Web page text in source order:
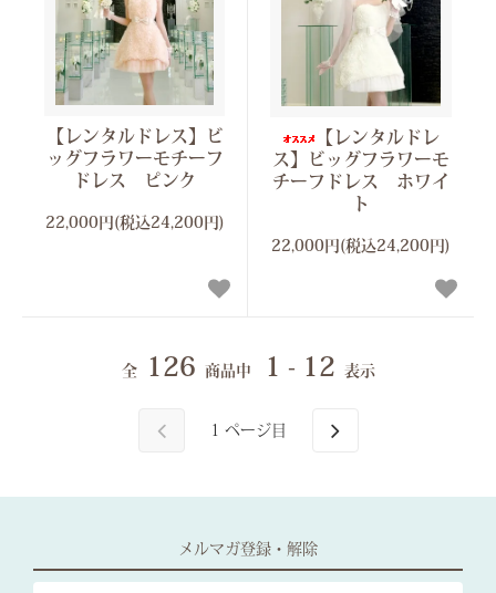
【レンタルドレス】ビ
ッグフラワーモチーフ
ドレス ピンク
22,000円(税込24,200円)
【レンタルドレ
ス】ビッグフラワーモ
チーフドレス ホワイ
ト
22,000円(税込24,200円)
全 126 商品中 1 - 12 表示
1 ページ目
メルマガ登録・解除